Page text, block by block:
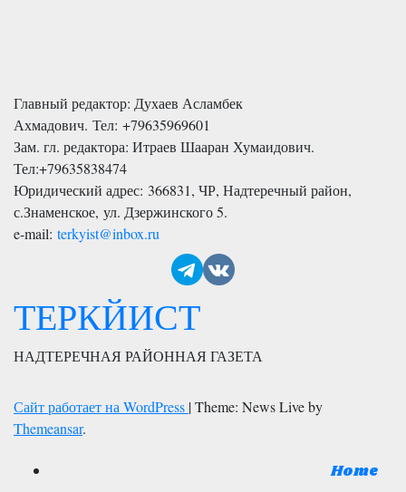
Главный редактор: Духаев Асламбек
Ахмадович. Тел: +79635969601
Зам. гл. редактора: Итраев Шааран Хумаидович.
Тел:+79635838474
Юридический адрес: 366831, ЧР, Надтеречный район,
с.Знаменское, ул. Дзержинского 5.
e-mail: terkyist@inbox.ru
ТЕРКЙИСТ
НАДТЕРЕЧНАЯ РАЙОННАЯ ГАЗЕТА
Сайт работает на WordPress |Theme: News Live by
Themeansar.
Home